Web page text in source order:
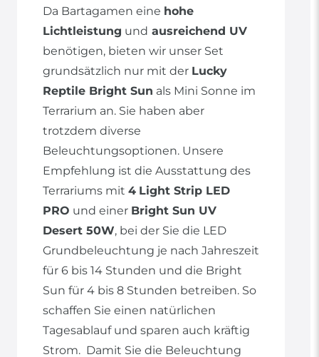
Da Bartagamen eine hohe
Lichtleistung und ausreichend UV
benötigen, bieten wir unser Set
grundsätzlich nur mit der Lucky
Reptile Bright Sun als Mini Sonne im
Terrarium an. Sie haben aber
trotzdem diverse
Beleuchtungsoptionen. Unsere
Empfehlung ist die Ausstattung des
Terrariums mit 4 Light Strip LED
PRO und einer Bright Sun UV
Desert 50W, bei der Sie die LED
Grundbeleuchtung je nach Jahreszeit
für 6 bis 14 Stunden und die Bright
Sun für 4 bis 8 Stunden betreiben. So
schaffen Sie einen natürlichen
Tagesablauf und sparen auch kräftig
Strom. Damit Sie die Beleuchtung